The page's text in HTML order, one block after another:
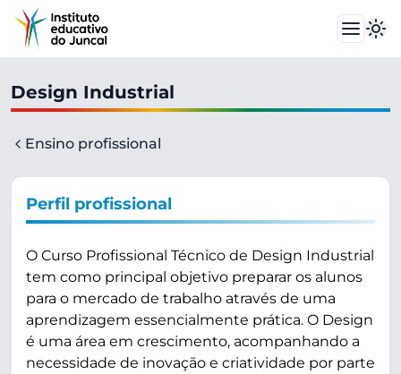
Design Industrial
Ensino profissional
Perfil profissional
O Curso Profissional Técnico de Design Industrial
tem como principal objetivo preparar os alunos
para o mercado de trabalho através de uma
aprendizagem essencialmente prática. O Design
é uma área em crescimento, acompanhando a
necessidade de inovação e criatividade por parte